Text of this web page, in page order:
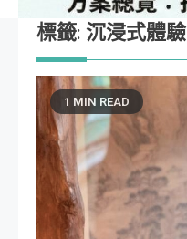
標籤: 沉浸式體驗
1 MIN READ